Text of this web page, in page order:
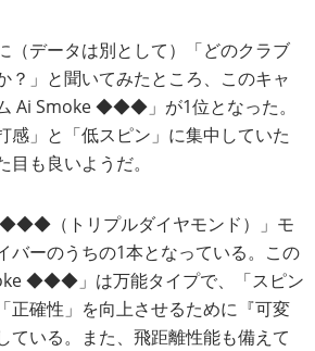
（データは別として）「どのクラブ
？」と聞いてみたところ、このキャ
Ai Smoke ◆◆◆」が1位となった。
感」と「低スピン」に集中していた
も良いようだ。
（トリプルダイヤモンド）」モ
バーのうちの1本となっている。この
◆◆◆」は万能タイプで、「スピン
正確性」を向上させるために『可変
ている。また、飛距離性能も備えて